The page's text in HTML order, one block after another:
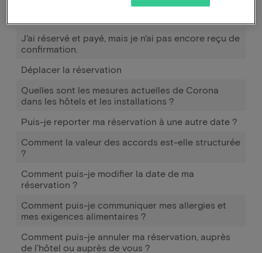
J'ai réservé et payé, mais je n'ai pas encore reçu de
confirmation.
Déplacer la réservation
Quelles sont les mesures actuelles de Corona
dans les hôtels et les installations ?
Puis-je reporter ma réservation à une autre date ?
Comment la valeur des accords est-elle structurée
?
Comment puis-je modifier la date de ma
réservation ?
Comment puis-je communiquer mes allergies et
mes exigences alimentaires ?
Comment puis-je annuler ma réservation, auprès
de l'hôtel ou auprès de vous ?